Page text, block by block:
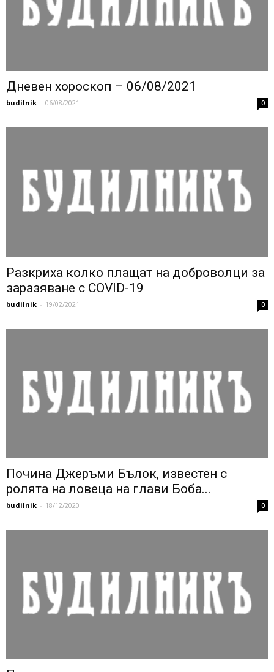
Дневен хороскоп – 06/08/2021
budilnik - 06/08/2021 0
Разкриха колко плащат на доброволци за
заразяване с COVID-19
budilnik - 19/02/2021 0
Почина Джеръми Бълок, известен с
ролята на ловеца на глави Боба...
budilnik - 18/12/2020 0